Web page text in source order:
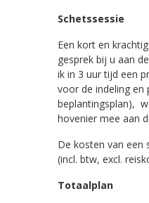
Schetssessie
Een kort en
gesprek bij u aan
ik in 3 uur tijd een
voor de indeling
beplantingsplan),
hovenier mee aan
De kosten van een
(incl. btw, excl.
Totaalplan